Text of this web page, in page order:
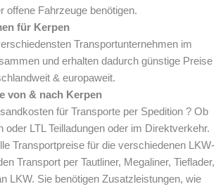
offene Fahrzeuge benötigen.
für Kerpen
Transportunternehmen im
und erhalten dadurch günstige Preise
& europaweit.
von & nach Kerpen
für Transporte per Spedition ? Ob
oder LTL Teilladungen oder im Direktverkehr.
Transportpreise für die verschiedenen LKW-
Transport per Tautliner, Megaliner, Tieflader,
LKW. Sie benötigen Zusatzleistungen, wie